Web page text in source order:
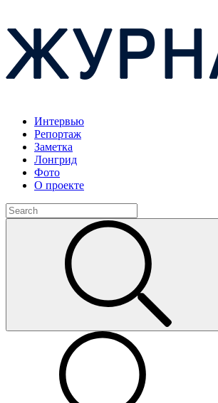
Интервью
Репортаж
Заметка
Лонгрид
Фото
О проекте